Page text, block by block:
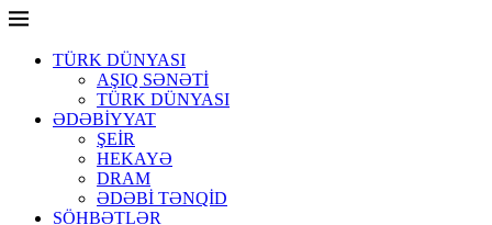
TÜRK DÜNYASI
AŞIQ SƏNƏTİ
TÜRK DÜNYASI
ƏDƏBİYYAT
ŞEİR
HEKAYƏ
DRAM
ƏDƏBİ TƏNQİD
SÖHBƏTLƏR